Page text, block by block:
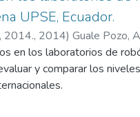
de los recursos
estudiar los conceptos
así como las bases
y los diferentes
de nuestra
las mediciones
UPSE, Ecuador.
2014., 2014) Guale Pozo,
en los laboratorios de
y comparar los
de espectros a